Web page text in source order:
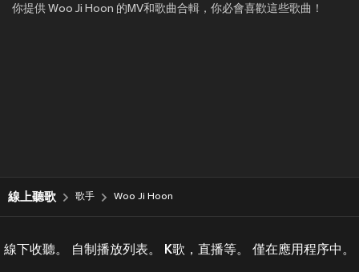
你提供 Woo Ji Hoon 的MV和歌曲合輯，你必會喜歡這些歌曲！
線上聽歌 歌手 Woo Ji Hoon
線下收聽。 自制播放列表。 K歌，直播等。 僅在應用程序中。